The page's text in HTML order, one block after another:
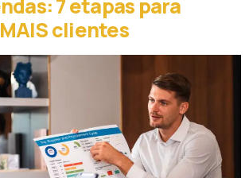
7 etapas para
clientes